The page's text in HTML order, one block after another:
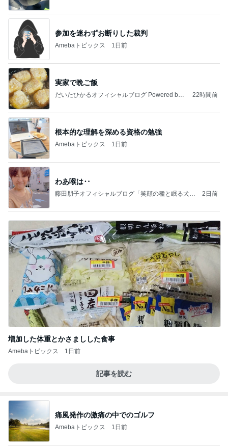
参加を迷わずお断りした裁判
Amebaトピックス 1日前
実家で晩ご飯
だいたひかるオフィシャルブログ Powered by
22時間前
根本的な理解を深める資格の勉強
Amebaトピックス 1日前
わあ喉は‥
藤田朋子オフィシャルブログ「笑顔の種と眠る犬」
2日前
増加した体重とかさましした食事
Amebaトピックス 1日前
記事を読む
痛風発作の激痛の中でのゴルフ
Amebaトピックス 1日前